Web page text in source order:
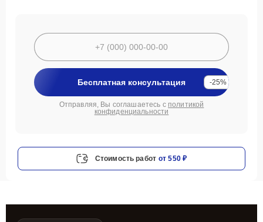
Бесплатная консультация -25%
Отправляя, Вы соглашаетесь с политикой
конфиденциальности
Стоимость работ от 550 ₽